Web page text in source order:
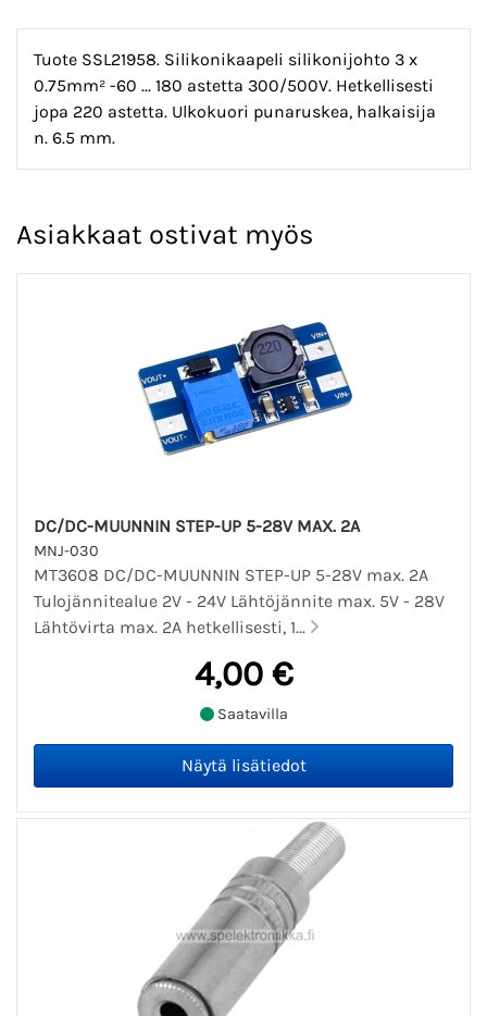
Tuote SSL21958. Silikonikaapeli silikonijohto 3 x
0.75mm² -60 ... 180 astetta 300/500V. Hetkellisesti
jopa 220 astetta. Ulkokuori punaruskea, halkaisija
n. 6.5 mm.
Asiakkaat ostivat myös
DC/DC-MUUNNIN STEP-UP 5-28V MAX. 2A
MNJ-030
MT3608 DC/DC-MUUNNIN STEP-UP 5-28V max. 2A
Tulojännitealue 2V - 24V Lähtöjännite max. 5V - 28V
Lähtövirta max. 2A hetkellisesti, 1...
4,00 €
Saatavilla